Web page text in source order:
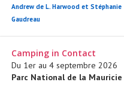
Andrew de L. Harwood et Stéphanie
Gaudreau
Camping in Contact
Du 1er au 4 septembre 2026
Parc National de la Mauricie